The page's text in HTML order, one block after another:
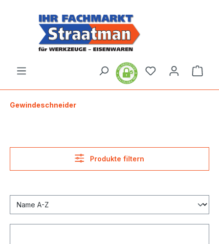
Gewindeschneider
Produkte filtern